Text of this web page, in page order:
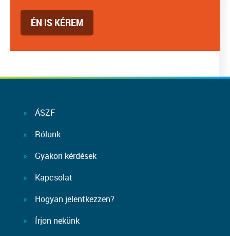
ÉN IS KÉREM
ÁSZF
Rólunk
Gyakori kérdések
Kapcsolat
Hogyan jelentkezzen?
Írjon nekünk